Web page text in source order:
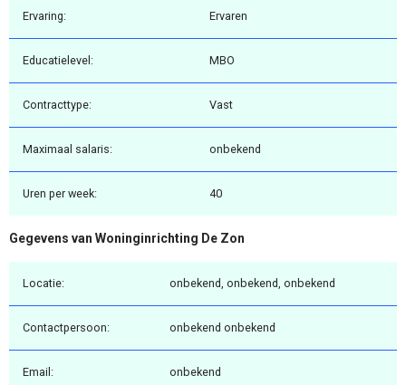
Ervaring: Ervaren
Educatielevel: MBO
Contracttype: Vast
Maximaal salaris: onbekend
Uren per week: 40
Gegevens van Woninginrichting De Zon
Locatie: onbekend, onbekend, onbekend
Contactpersoon: onbekend onbekend
Email: onbekend